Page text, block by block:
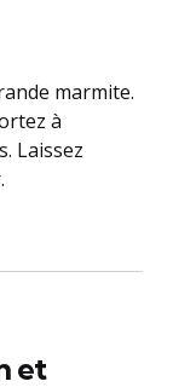
marmite.
à
Laissez
et